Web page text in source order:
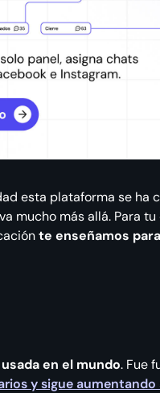
esta plataforma se ha
mucho más allá. Para
te enseñamos
en el mundo. Fue
y sigue aumentando